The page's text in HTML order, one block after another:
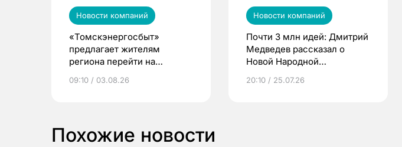
Новости компаний
«Томскэнергосбыт»
предлагает жителям
региона перейти на
выиграть призы
09:10 / 03.08.26
Новости компаний
Почти 3 млн идей: Дмитрий
Медведев рассказал о
Новой Народной
20:10 / 25.07.26
Похожие новости